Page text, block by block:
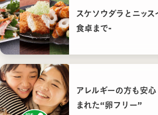
スケソウダラとニッ
食卓まで-
アレルギーの方も安
まれた“卵フリー”